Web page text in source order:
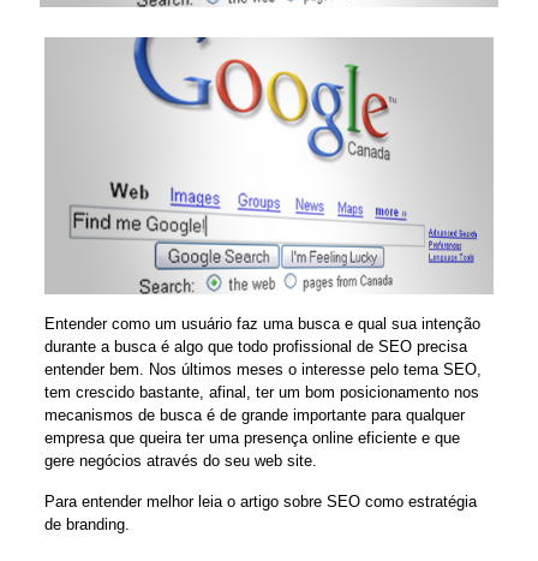
Entender como um usuário faz uma busca e qual sua intenção
durante a busca é algo que todo profissional de SEO precisa
entender bem. Nos últimos meses o interesse pelo tema SEO,
tem crescido bastante, afinal, ter um bom posicionamento nos
mecanismos de busca é de grande importante para qualquer
empresa que queira ter uma presença online eficiente e que
gere negócios através do seu web site.
Para entender melhor leia o artigo sobre SEO como estratégia
de branding.